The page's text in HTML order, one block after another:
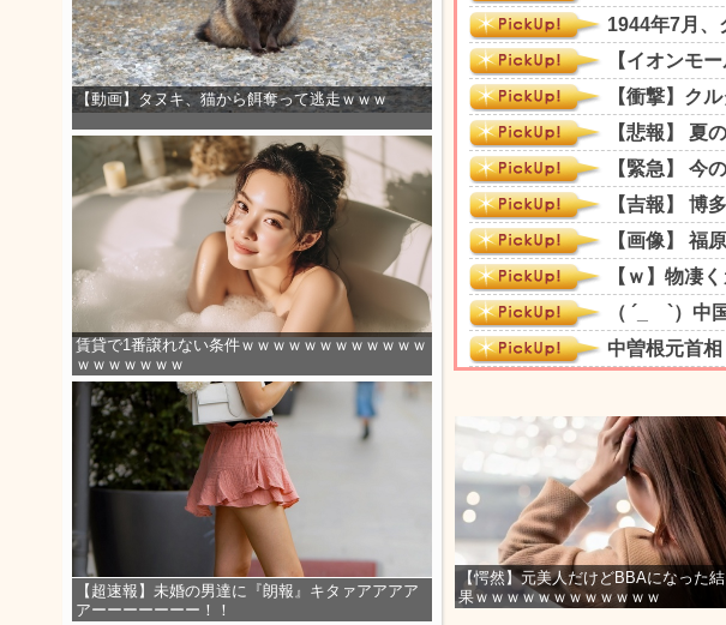
【動画】タヌキ、猫から餌奪って逃走ｗｗｗ
賃貸で1番譲れない条件ｗｗｗｗｗｗｗｗｗｗｗｗ
ｗｗｗｗｗｗｗ
【超速報】未婚の男達に『朗報』キタァアアアア
アーーーーーーー！！
【愕然】元美人だけどBBAになった結
果ｗｗｗｗｗｗｗｗｗｗｗｗ